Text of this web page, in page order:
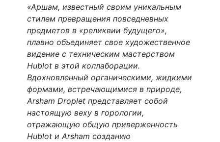
«Аршам, известный своим уникальным
стилем превращения повседневных
предметов в «реликвии будущего»,
плавно объединяет свое художественное
видение с техническим мастерством
Hublot в этой коллаборации.
Вдохновленный органическими, жидкими
формами, встречающимися в природе,
Arsham Droplet представляет собой
настоящую веху в горологии,
отражающую общую приверженность
Hublot и Arsham созданию